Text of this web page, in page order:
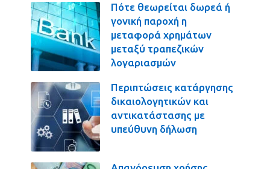
Πότε θεωρείται δωρεά ή
γονική παροχή η
μεταφορά χρημάτων
μεταξύ τραπεζικών
λογαριασμών
Περιπτώσεις κατάργησης
δικαιολογητικών και
αντικατάστασης με
υπεύθυνη δήλωση